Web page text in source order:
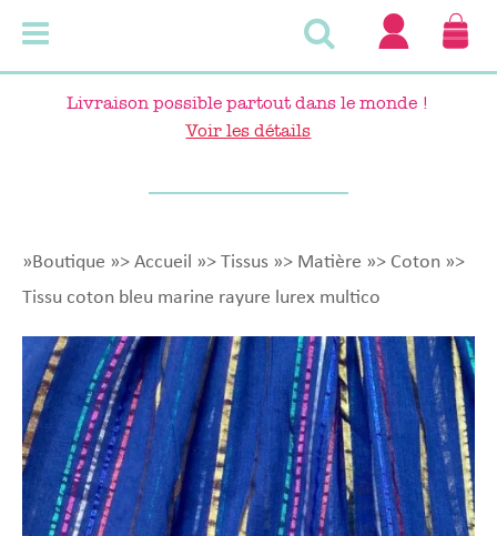
Livraison possible partout dans le monde !
Voir les détails
»Boutique »> Accueil »> Tissus »> Matière »> Coton »>
Tissu coton bleu marine rayure lurex multico
Détails
du
compte